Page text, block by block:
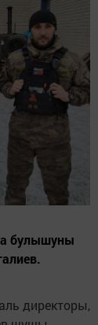
булышуны
директоры,